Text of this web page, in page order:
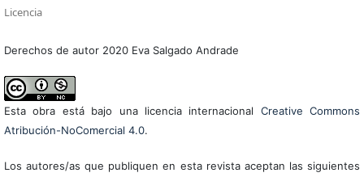
Licencia
Derechos de autor 2020 Eva Salgado Andrade
Esta obra está bajo una licencia internacional Creative Commons
Atribución-NoComercial 4.0.
Los autores/as que publiquen en esta revista aceptan las siguientes